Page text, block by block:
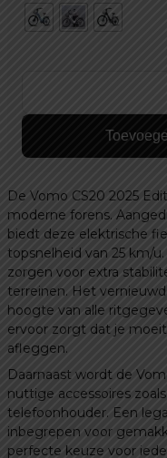
CS20
stads
elektrische
fiets
inclusief
gratis
voor
mandje
en
en
telefoonhouder
en
legale
De Vomo CS20 2025
moderne forens.
biedt deze elektrische
topsnelheid van 25 km/
zorgen voor extra
terreinen. Het
hoogte van alle
ervoor zorgt dat je
afleggen.
Daarnaast wordt de
nuttige accessoires
telefoonhouder. Een
inbegrepen voor
perfecte keuze voor